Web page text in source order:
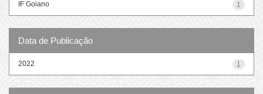
1
IF Goiano
Data de Publicação
1
2022